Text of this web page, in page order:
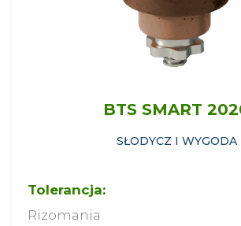
BTS SMART
SŁODYCZ I WYGODA
Tolerancja:
Rizomania